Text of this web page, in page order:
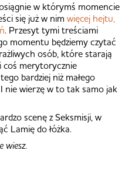
w którymś momencie
się już w nim więcej hejtu,
. Przesyt tymi treściami
momentu będziemy czytać
osób, które starają
coś merytorycznie
bardziej niż małego
nie wierzę w to tak samo jak
scenę z Seksmisji, w
Lamię do łóżka.
wiesz.